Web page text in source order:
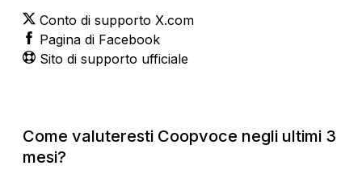
Conto di supporto X.com
Pagina di Facebook
Sito di supporto ufficiale
Come valuteresti Coopvoce negli ultimi 3
mesi?